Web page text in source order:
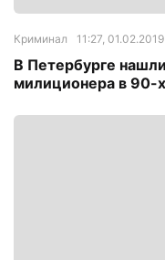
Криминал 11:27, 01.02.2019
В Петербурге
милиционера в 90-х